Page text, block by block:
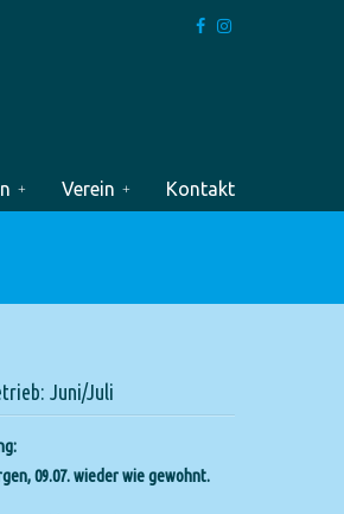
Verein Kontakt
Juni/Juli
09.07. wieder wie gewohnt.